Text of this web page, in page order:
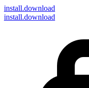
install.download
install.download